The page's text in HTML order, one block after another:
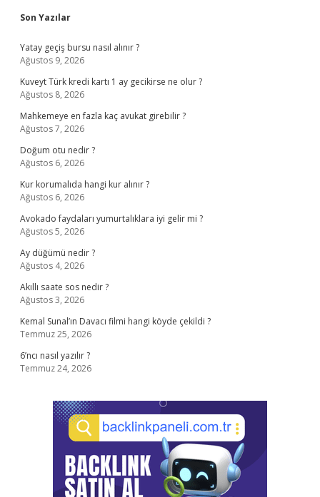
Sidebar
Son Yazılar
Yatay geçiş bursu nasıl alınır ?
Ağustos 9, 2026
Kuveyt Türk kredi kartı 1 ay gecikirse ne olur ?
Ağustos 8, 2026
Mahkemeye en fazla kaç avukat girebilir ?
Ağustos 7, 2026
Doğum otu nedir ?
Ağustos 6, 2026
Kur korumalıda hangi kur alınır ?
Ağustos 6, 2026
Avokado faydaları yumurtalıklara iyi gelir mi ?
Ağustos 5, 2026
Ay düğümü nedir ?
Ağustos 4, 2026
Akıllı saate sos nedir ?
Ağustos 3, 2026
Kemal Sunal’ın Davacı filmi hangi köyde çekildi ?
Temmuz 25, 2026
6’ncı nasıl yazılır ?
Temmuz 24, 2026